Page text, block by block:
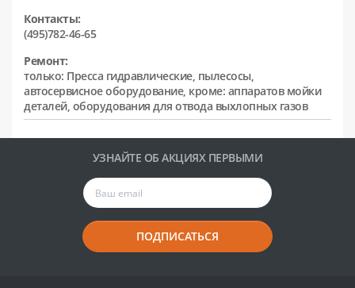
Контакты:
(495)782-46-65
Ремонт:
только: Пресса гидравлические, пылесосы,
автосервисное оборудование, кроме: аппаратов мойки
деталей, оборудования для отвода выхлопных газов
УЗНАЙТЕ ОБ АКЦИЯХ ПЕРВЫМИ
ПОДПИСАТЬСЯ